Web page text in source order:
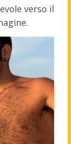
verso il